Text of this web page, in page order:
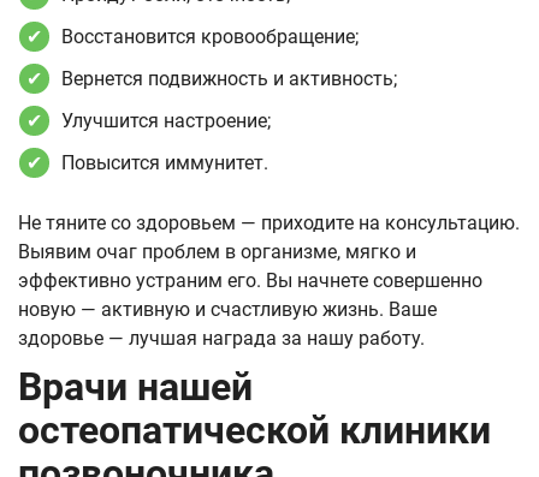
Восстановится кровообращение;
Вернется подвижность и активность;
Улучшится настроение;
Повысится иммунитет.
Не тяните со здоровьем — приходите на консультацию.
Выявим очаг проблем в организме, мягко и
эффективно устраним его. Вы начнете совершенно
новую — активную и счастливую жизнь. Ваше
здоровье — лучшая награда за нашу работу.
Врачи нашей
остеопатической клиники